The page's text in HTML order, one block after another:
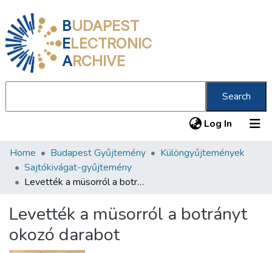
BUDAPEST
ELECTRONIC
ARCHIVE
Search
Log In (current)
Communities & Collections
All of DSpace
About us
Home Budapest Gyűjtemény
Különgyűjtemények
Sajtókivágat-gyűjtemény
Levették a müsorról a botrányt okozó darabot
Levették a müsorról a botrányt
okozó darabot